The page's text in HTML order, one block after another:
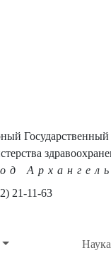
21-11-63
Наука